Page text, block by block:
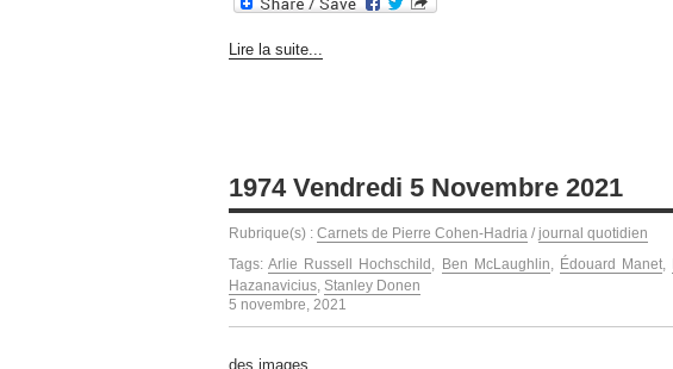
Lire la suite...
1974 Vendredi 5 Novembre 2021
Rubrique(s) : Carnets de Pierre Cohen-Hadria / journal quotidien
Tags:Arlie Russell Hochschild , Ben McLaughlin, Édouard Manet,
Hazanavicius, Stanley Donen
5 novembre, 2021
des images